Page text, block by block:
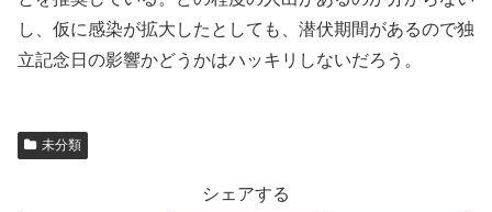
し、仮に感染が拡大したとしても、潜伏期間があるので独
立記念日の影響かどうかはハッキリしないだろう。
未分類
シェアする